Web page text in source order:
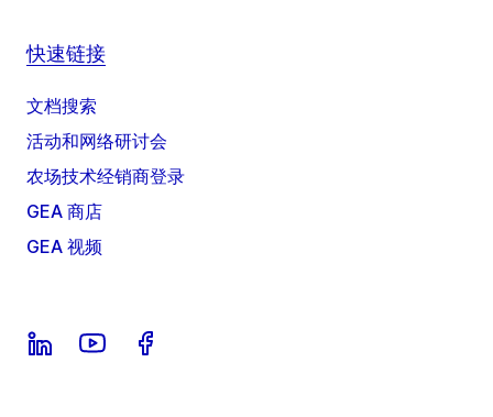
快速链接
文档搜索
活动和网络研讨会
农场技术经销商登录
GEA 商店
GEA 视频